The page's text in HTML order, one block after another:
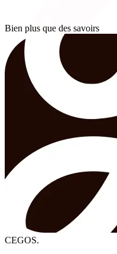
Bien plus que des savoirs
CEGOS.